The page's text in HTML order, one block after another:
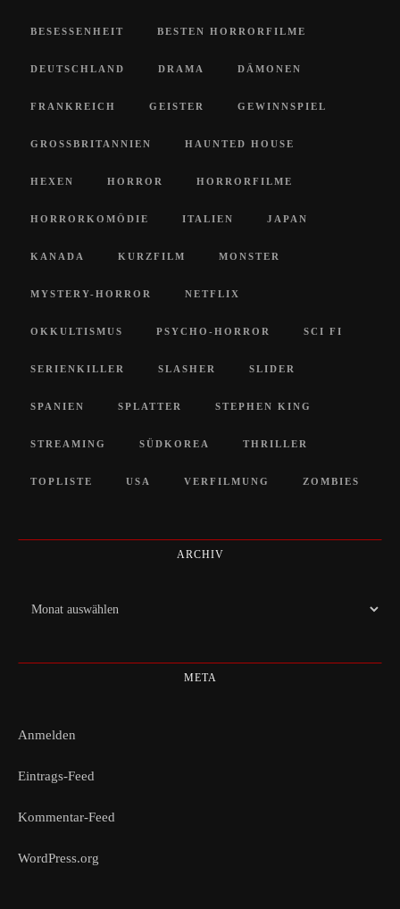
BESESSENHEIT BESTEN HORRORFILME
DEUTSCHLAND DRAMA DÄMONEN
FRANKREICH GEISTER GEWINNSPIEL
GROSSBRITANNIEN HAUNTED HOUSE
HEXEN HORROR HORRORFILME
HORRORKOMÖDIE ITALIEN JAPAN
KANADA KURZFILM MONSTER
MYSTERY-HORROR NETFLIX
OKKULTISMUS PSYCHO-HORROR SCI FI
SERIENKILLER SLASHER SLIDER
SPANIEN SPLATTER STEPHEN KING
STREAMING SÜDKOREA THRILLER
TOPLISTE USA VERFILMUNG ZOMBIES
ARCHIV
Archiv
META
Anmelden
Eintrags-Feed
Kommentar-Feed
WordPress.org